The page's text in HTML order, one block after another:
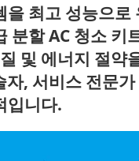
을 최고 성능으로
분할 AC 청소 키
및 에너지 절약
자, 서비스 전문
입니다.